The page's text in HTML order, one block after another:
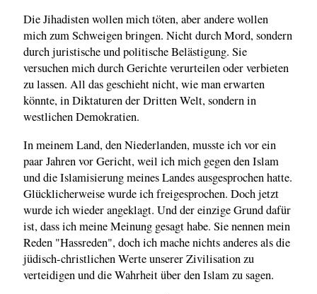
Die Jihadisten wollen mich töten, aber andere wollen
mich zum Schweigen bringen. Nicht durch Mord, sondern
durch juristische und politische Belästigung. Sie
versuchen mich durch Gerichte verurteilen oder verbieten
zu lassen. All das geschieht nicht, wie man erwarten
könnte, in Diktaturen der Dritten Welt, sondern in
westlichen Demokratien.
In meinem Land, den Niederlanden, musste ich vor ein
paar Jahren vor Gericht, weil ich mich gegen den Islam
und die Islamisierung meines Landes ausgesprochen hatte.
Glücklicherweise wurde ich freigesprochen. Doch jetzt
wurde ich wieder angeklagt. Und der einzige Grund dafür
ist, dass ich meine Meinung gesagt habe. Sie nennen mein
Reden "Hassreden", doch ich mache nichts anderes als die
jüdisch-christlichen Werte unserer Zivilisation zu
verteidigen und die Wahrheit über den Islam zu sagen.